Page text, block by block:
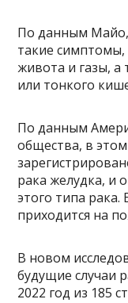
По данным
такие симптомы,
живота и газы, а
или тонкого
По данным
общества, в
рака желудка, и
этого типа рака.
приходится на
В новом
будущие случаи
2022 год из 185